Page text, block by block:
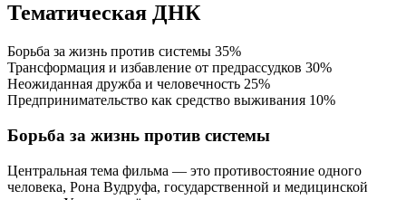
Тематическая ДНК
Борьба за жизнь против системы 35%
Трансформация и избавление от предрассудков 30%
Неожиданная дружба и человечность 25%
Предпринимательство как средство выживания 10%
Борьба за жизнь против системы
Центральная тема фильма — это противостояние одного
человека, Рона Вудруфа, государственной и медицинской